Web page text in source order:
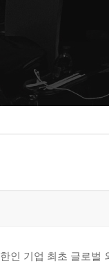
한인 기업 최초 글로벌